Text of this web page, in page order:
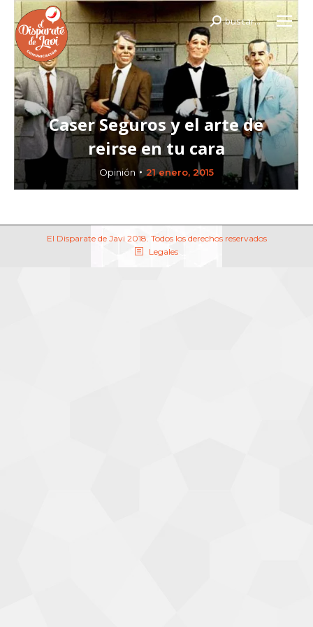
Buscar:
buscar...
Caser Seguros y el arte de
reirse en tu cara
Opinión 21 enero, 2015
El Disparate de Javi 2018. Todos los derechos reservados
Legales